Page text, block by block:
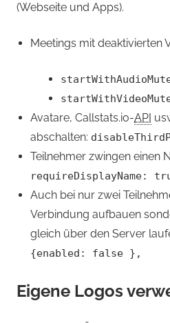
(Webseite und Apps).
Meetings mit deaktivierten
Avatare, Callstats.io-API
abschalten:
Teilnehmer zwingen einen
requireDisplayName:
Auch bei nur zwei
Verbindung aufbauen
gleich über den Server
{enabled: false },
Eigene Logos